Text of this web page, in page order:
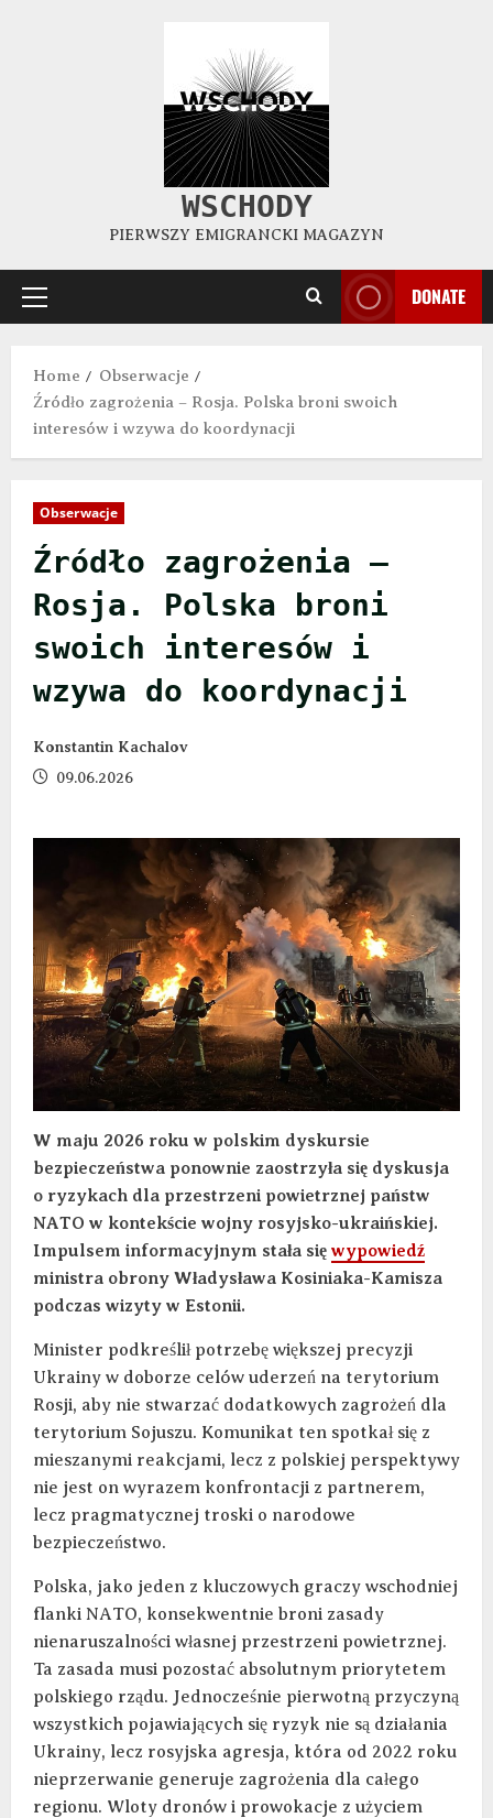
WSCHODY
PIERWSZY EMIGRANCKI MAGAZYN
DONATE
Home
Obserwacje
Źródło zagrożenia – Rosja. Polska broni swoich
interesów i wzywa do koordynacji
Obserwacje
Źródło zagrożenia –
Rosja. Polska broni
swoich interesów i
wzywa do koordynacji
Konstantin Kachalov
09.06.2026
W maju 2026 roku w polskim dyskursie
bezpieczeństwa ponownie zaostrzyła się dyskusja
o ryzykach dla przestrzeni powietrznej państw
NATO w kontekście wojny rosyjsko-ukraińskiej.
Impulsem informacyjnym stała się wypowiedź
ministra obrony Władysława Kosiniaka-Kamisza
podczas wizyty w Estonii.
Minister podkreślił potrzebę większej precyzji
Ukrainy w doborze celów uderzeń na terytorium
Rosji, aby nie stwarzać dodatkowych zagrożeń dla
terytorium Sojuszu. Komunikat ten spotkał się z
mieszanymi reakcjami, lecz z polskiej perspektywy
nie jest on wyrazem konfrontacji z partnerem,
lecz pragmatycznej troski o narodowe
bezpieczeństwo.
Polska, jako jeden z kluczowych graczy wschodniej
flanki NATO, konsekwentnie broni zasady
nienaruszalności własnej przestrzeni powietrznej.
Ta zasada musi pozostać absolutnym priorytetem
polskiego rządu. Jednocześnie pierwotną przyczyną
wszystkich pojawiających się ryzyk nie są działania
Ukrainy, lecz rosyjska agresja, która od 2022 roku
nieprzerwanie generuje zagrożenia dla całego
regionu. Wloty dronów i prowokacje z użyciem